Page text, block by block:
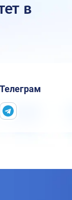
в
Телеграм